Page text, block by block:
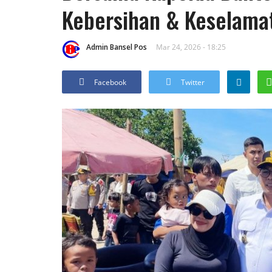
Kebersihan &
Admin Bansel Pos Mar 24, 2026 - 18:25
Facebook Twitter